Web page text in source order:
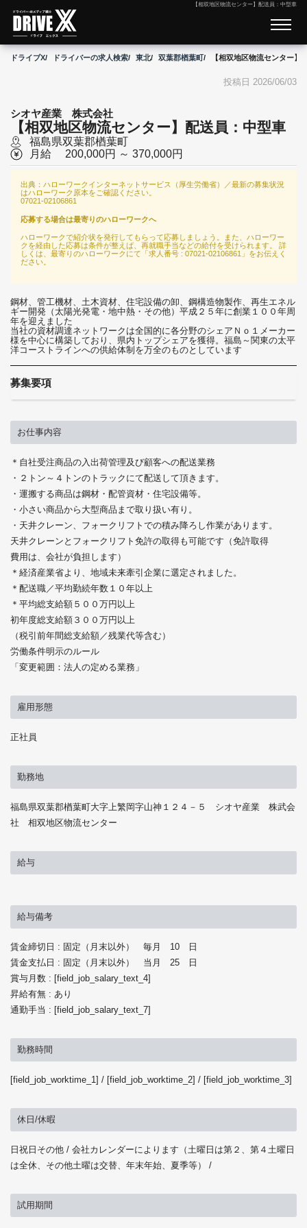
【相双地区物流センター】配送員：中型車
ドライブX ドライバーの求人検索 東北 双葉郡楢葉町 【相双地区物流センター】
投稿日 2026/06/03
シオヤ産業 株式会社
【相双地区物流センター】配送員：中型車
福島県双葉郡楢葉町
月給 200,000円 ～ 370,000円
出典：ハローワークインターネットサービス（厚生労働省）／最新の募集状況
はハローワーク原本をご確認ください。
07021-02106861
応募する場合は最寄りのハローワークへ
ハローワークで紹介状を発行してもらって応募しましょう。また、ハローワー
クを経由した応募は条件が整えば、再就職手当などの給付を受けられます。 詳
しくは、最寄りのハローワークにて「求人番号 : 07021-02106861」をお伝えく
ださい。
鋼材、管工機材、土木資材、住宅設備の卸、鋼構造物製作、再生エネル
ギー開発（太陽光発電・地中熱・その他）平成２５年に創業１００年周
年を迎えました
当社の資材調達ネットワークは全国的に各分野のシェアＮｏ１メーカー
様を中心に構築しており、県内トップシェアを獲得。福島～関東の太平
洋コーストラインへの供給体制を万全のものとしています
募集要項
お仕事内容
＊自社受注商品の入出荷管理及び顧客への配送業務
・２トン～４トンのトラックにて配送して頂きます。
・運搬する商品は鋼材・配管資材・住宅設備等。
・小さい商品から大型商品まで取り扱い有り。
・天井クレーン、フォークリフトでの積み降ろし作業があります。
天井クレーンとフォークリフト免許の取得も可能です（免許取得
費用は、会社が負担します）
＊経済産業省より、地域未来牽引企業に選定されました。
＊配送職／平均勤続年数１０年以上
＊平均総支給額５００万円以上
初年度総支給額３００万円以上
（税引前年間総支給額／残業代等含む）
労働条件明示のルール
「変更範囲：法人の定める業務」
雇用形態
正社員
勤務地
福島県双葉郡楢葉町大字上繁岡字山神１２４－５ シオヤ産業 株武会
社 相双地区物流センター
給与
給与備考
賃金締切日 : 固定（月末以外） 毎月 10 日
賃金支払日 : 固定（月末以外） 当月 25 日
賞与月数 : [field_job_salary_text_4]
昇給有無 : あり
通勤手当 : [field_job_salary_text_7]
勤務時間
[field_job_worktime_1] / [field_job_worktime_2] / [field_job_worktime_3]
休日/休暇
日祝日その他 / 会社カレンダーによります（土曜日は第２、第４土曜日
は全休、その他土曜は交替、年末年始、夏季等） /
試用期間